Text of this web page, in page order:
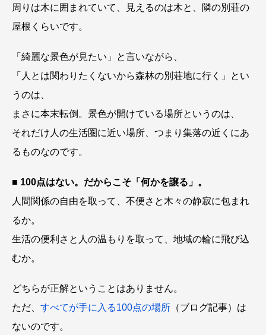
周りは木に囲まれていて、見えるのは木と、隣の別荘の
屋根くらいです。
「綺麗な景色が見たい」と言いながら、
「人とは関わりたくないから森林の別荘地に行く」とい
うのは、
まさに本末転倒。景色が開けている場所というのは、
それだけ人の生活圏に近い場所、つまり集落の近くにあ
るものなのです。
■ 100点はない。だからこそ「何かを譲る」。
人間関係の自由を取って、不便さと木々の静寂に包まれ
るか。
生活の便利さと人の温もりを取って、地域の輪に飛び込
むか。
どちらが正解ということはありません。
ただ、 すべてが手に入る100点の場所 （ブログ記事）は
ないのです。